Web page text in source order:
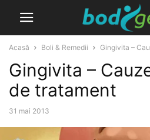
Acasă Boli & Remedii Gingivita –
Gingivita –
de tratament
31 mai 2013